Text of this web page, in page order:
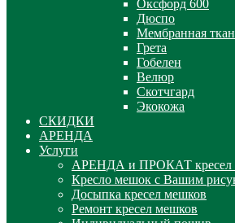
Оксфорд 600
Дюспо
Мембранная
Грета
Гобелен
Велюр
Скотчгард
Экокожа
СКИДКИ
АРЕНДА
Услуги
АРЕНДА и ПРОКАТ кресел
Кресло мешок с Вашим
Досыпка кресел мешков
Ремонт кресел мешков